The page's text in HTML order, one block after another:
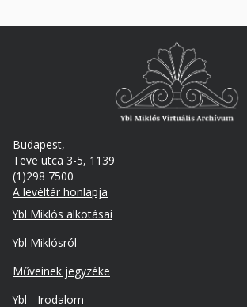
Budapest,
Teve utca 3-5, 1139
(1)298 7500
A levéltár honlapja
Footer
Ybl Miklós alkotásai
Ybl Miklósról
Műveinek jegyzéke
Ybl - Irodalom